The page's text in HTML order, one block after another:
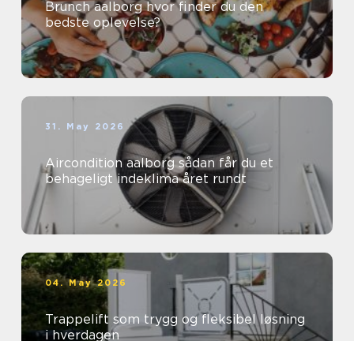
Brunch aalborg hvor finder du den
bedste oplevelse?
31. May 2026
Aircondition aalborg sådan får du et
behageligt indeklima året rundt
04. May 2026
Trappelift som trygg og fleksibel løsning
i hverdagen